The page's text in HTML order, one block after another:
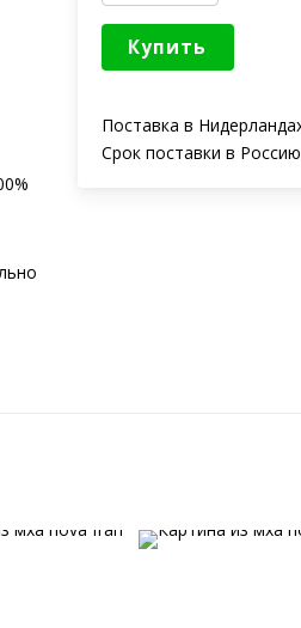
Купить
Поставка в
Срок поставки в